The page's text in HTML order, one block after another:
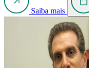
Saiba mais